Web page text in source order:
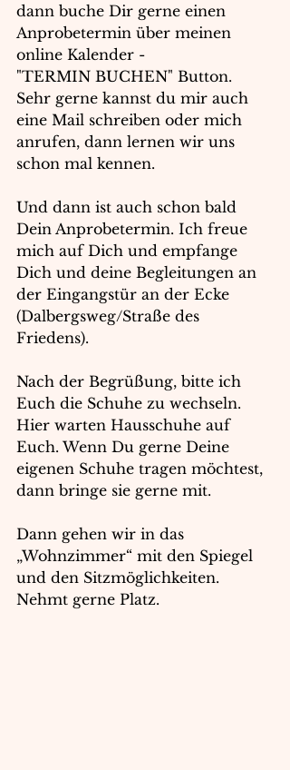
dann buche Dir gerne einen
Anprobetermin über meinen
online Kalender -
"TERMIN BUCHEN" Button.
Sehr gerne kannst du mir auch
eine Mail schreiben oder mich
anrufen, dann lernen wir uns
schon mal kennen.
Und dann ist auch schon bald
Dein Anprobetermin. Ich freue
mich auf Dich und empfange
Dich und deine Begleitungen an
der Eingangstür an der Ecke
(Dalbergsweg/Straße des
Friedens).
Nach der Begrüßung, bitte ich
Euch die Schuhe zu wechseln.
Hier warten Hausschuhe auf
Euch. Wenn Du gerne Deine
eigenen Schuhe tragen möchtest,
dann bringe sie gerne mit.
Dann gehen wir in das
„Wohnzimmer“ mit den Spiegel
und den Sitzmöglichkeiten.
Nehmt gerne Platz.